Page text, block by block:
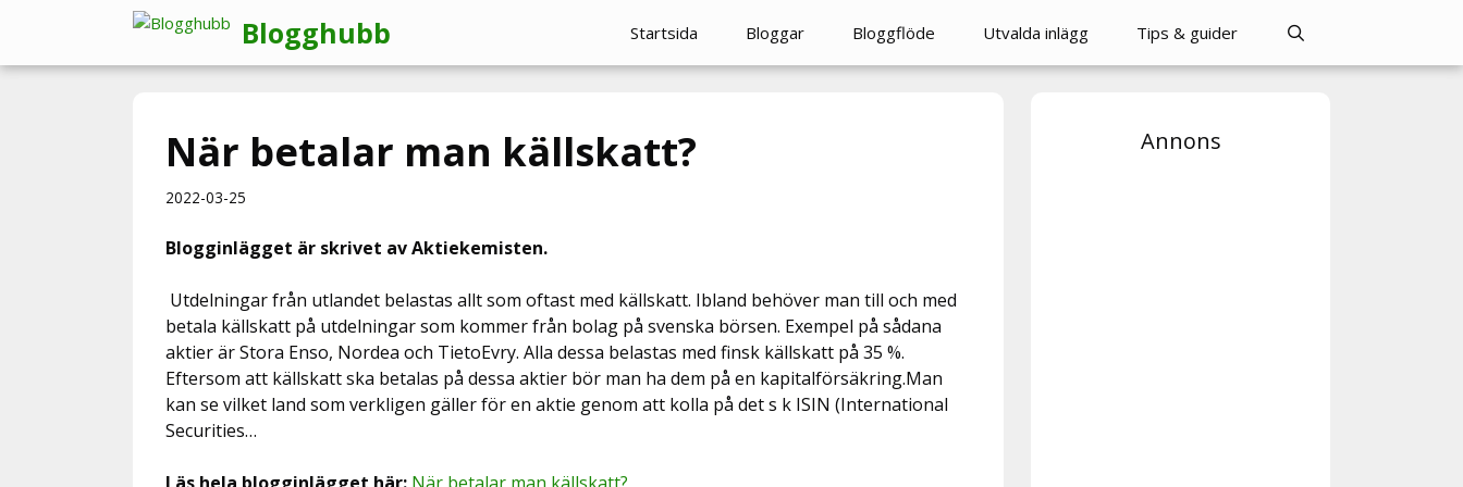
innehåll
Blogghubb Startsida Bloggar Bloggflöde Utvalda inlägg Tips & guider
När betalar man källskatt?
2022-03-25
Blogginlägget är skrivet av Aktiekemisten.
Utdelningar från utlandet belastas allt som oftast med källskatt. Ibland behöver man till och med
betala källskatt på utdelningar som kommer från bolag på svenska börsen. Exempel på sådana
aktier är Stora Enso, Nordea och TietoEvry. Alla dessa belastas med finsk källskatt på 35 %.
Eftersom att källskatt ska betalas på dessa aktier bör man ha dem på en kapitalförsäkring.Man
kan se vilket land som verkligen gäller för en aktie genom att kolla på det s k ISIN (International
Securities…
Annons